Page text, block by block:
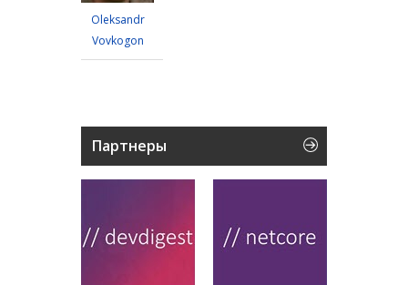
Oleksandr
Vovkogon
Партнеры